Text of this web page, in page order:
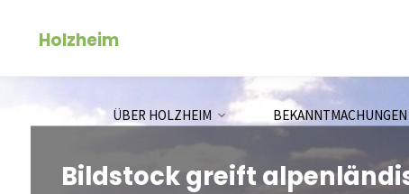
Holzheim
ÜBER HOLZHEIM BEKANNTMACHUNGEN
Bildstock greift